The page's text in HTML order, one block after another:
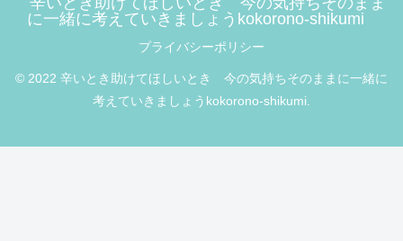
に一緒に考えていきましょうkokorono-shikumi
プライバシーポリシー
© 2022 辛いとき助けてほしいとき 今の気持ちそのままに一緒に
考えていきましょうkokorono-shikumi.